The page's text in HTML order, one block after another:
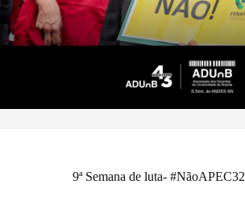
9ª Semana de luta- #NãoAPEC32